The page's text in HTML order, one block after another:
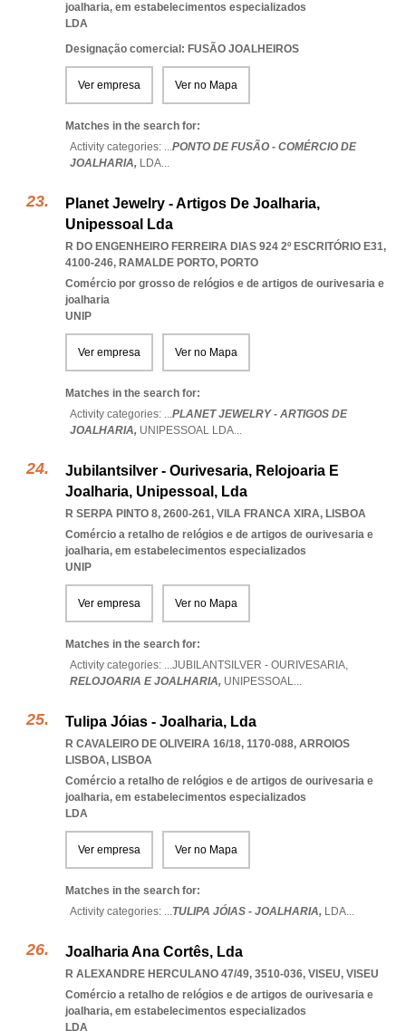
joalharia, em estabelecimentos especializados
LDA
Designação comercial: FUSÃO JOALHEIROS
Ver empresa Ver no Mapa
Matches in the search for:
Activity categories: ...PONTO DE FUSÃO - COMÉRCIO DE
JOALHARIA, LDA...
Planet Jewelry - Artigos De Joalharia,
Unipessoal Lda
R DO ENGENHEIRO FERREIRA DIAS 924 2º ESCRITÓRIO E31,
4100-246, RAMALDE PORTO, PORTO
Comércio por grosso de relógios e de artigos de ourivesaria e
joalharia
UNIP
Ver empresa Ver no Mapa
Matches in the search for:
Activity categories: ...PLANET JEWELRY - ARTIGOS DE
JOALHARIA, UNIPESSOAL LDA...
Jubilantsilver - Ourivesaria, Relojoaria E
Joalharia, Unipessoal, Lda
R SERPA PINTO 8, 2600-261, VILA FRANCA XIRA, LISBOA
Comércio a retalho de relógios e de artigos de ourivesaria e
joalharia, em estabelecimentos especializados
UNIP
Ver empresa Ver no Mapa
Matches in the search for:
Activity categories: ...JUBILANTSILVER - OURIVESARIA,
RELOJOARIA E JOALHARIA, UNIPESSOAL...
Tulipa Jóias - Joalharia, Lda
R CAVALEIRO DE OLIVEIRA 16/18, 1170-088, ARROIOS
LISBOA, LISBOA
Comércio a retalho de relógios e de artigos de ourivesaria e
joalharia, em estabelecimentos especializados
LDA
Ver empresa Ver no Mapa
Matches in the search for:
Activity categories: ...TULIPA JÓIAS - JOALHARIA, LDA...
Joalharia Ana Cortês, Lda
R ALEXANDRE HERCULANO 47/49, 3510-036, VISEU, VISEU
Comércio a retalho de relógios e de artigos de ourivesaria e
joalharia, em estabelecimentos especializados
LDA